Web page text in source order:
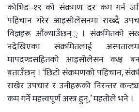
कोभिड–१९ को संक्रमण दर कम गर्न
पहिचान गरेर आइसोलेसनमा राख्दै
विज्ञहरू औंल्याउँछन्् । संक्रमितको
नदेखिएका संक्रमितलाई
मापदण्डसहितको आइसोलेसन कक्ष
बताउँछन् । ‘छिटो संक्रमणको पहिचान,
राखेर उपचार र उनीहरूको निरन्तर
कम गर्ने महत्त्वपूर्ण अस्त्र हुन्,’ महतोले भने ।